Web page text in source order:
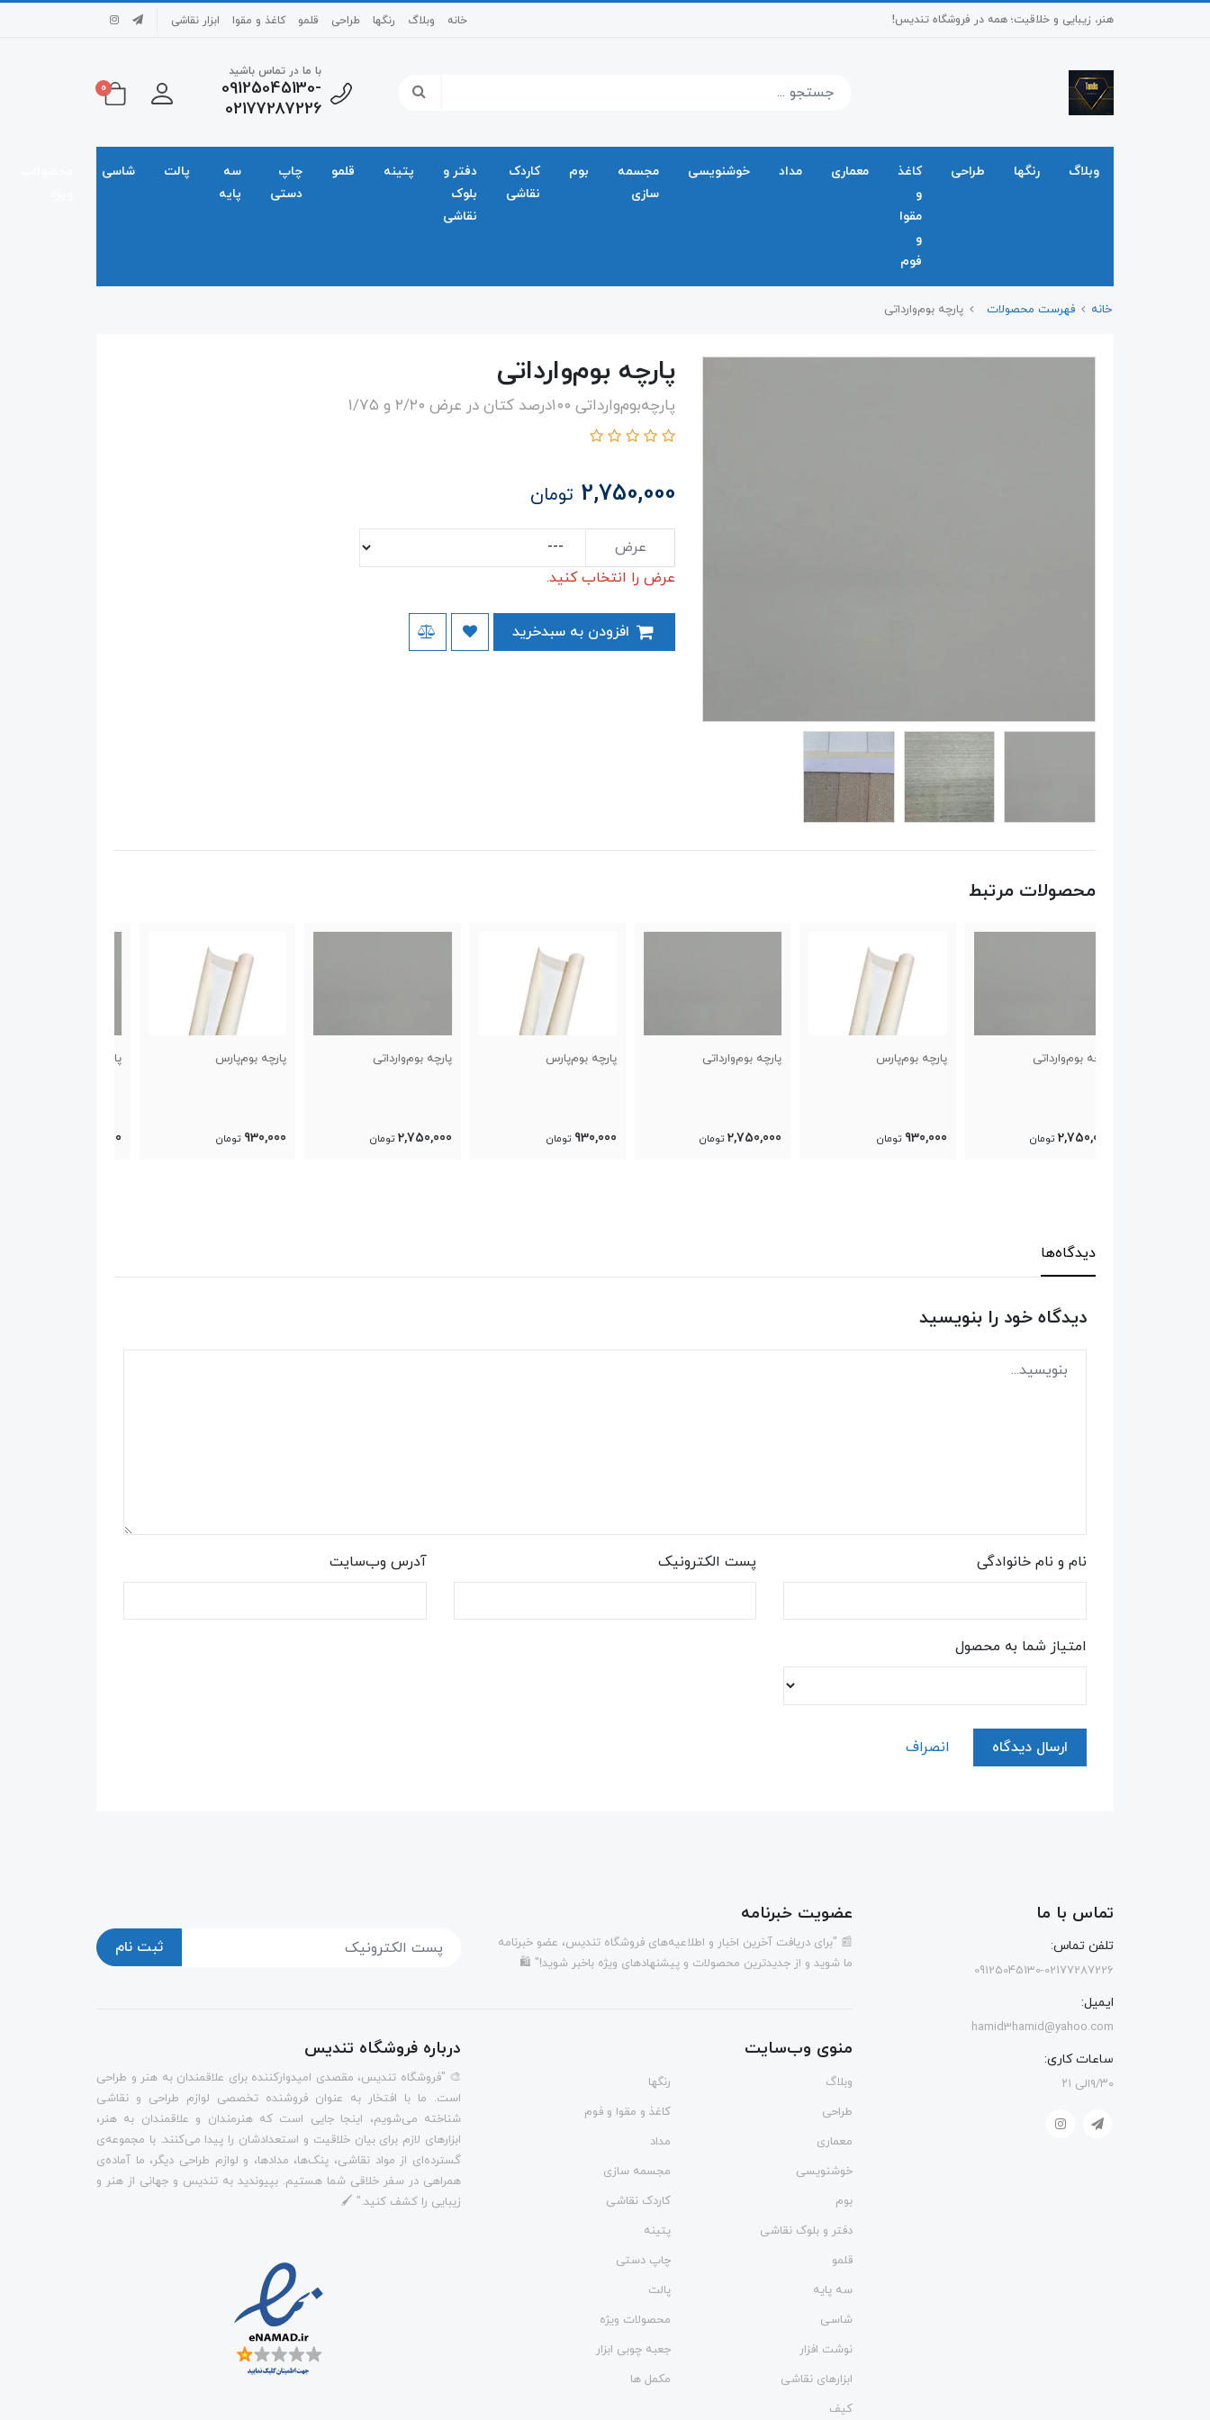
هنر، زیبایی و خلاقیت؛ همه در فروشگاه تندیس! خانه وبلاگ رنگها طراحی قلمو کاغذ و مقوا ابزار نقاشی
با ما در تماس باشید
09125045130-
02177287226
0
وبلاگ رنگها طراحی
کاغذ
و
مقوا
و
فوم
معماری مداد خوشنویسی
مجسمه
سازی
بوم
کاردک
نقاشی
دفتر و
بلوک
نقاشی
پتینه قلمو
چاپ
دستی
سه
پایه
پالت شاسی
خانه فهرست محصولات پارچه بوم‌وارداتی
پارچه بوم‌وارداتی
پارچه‌بوم‌وارداتی ۱۰۰درصد کتان در عرض ۲/۲۰ و ۱/۷۵
2,750,000 تومان
عرض
عرض را انتخاب کنید.
محصولات مرتبط
پارچه بوم‌پارس
930,000 تومان
پارچه بوم‌وارداتی
2,750,000
پارچه بوم‌پارس
930,000 تومان
پارچه بوم‌وارداتی
2,750,000
پارچه بوم‌پارس
930,000 تومان
پارچه بوم‌وارداتی
2,750,000
دیدگاه‌ها
دیدگاه خود را بنویسید
نام و نام خانوادگی پست الکترونیک آدرس وب‌سایت
امتیاز شما به محصول
ارسال دیدگاه انصراف
تماس با ما
تلفن تماس:
09125045130-02177287226
ایمیل:
hamid3hamid@yahoo.com
ساعات کاری:
۹/۳۰الی ۲۱
عضویت خبرنامه
📰 "برای دریافت آخرین اخبار و اطلاعیه‌های فروشگاه تندیس، عضو خبرنامه
ما شوید و از جدیدترین محصولات و پیشنهادهای ویژه باخبر شوید!" 🛍️
ثبت نام
منوی وب‌سایت
وبلاگ
رنگها
طراحی
کاغذ و مقوا و فوم
معماری
مداد
خوشنویسی
مجسمه سازی
بوم
کاردک نقاشی
دفتر و بلوک نقاشی
پتینه
قلمو
چاپ دستی
سه پایه
پالت
شاسی
محصولات ویژه
نوشت افزار
جعبه چوبی ابزار
ابزارهای نقاشی
مکمل ها
کیف
درباره فروشگاه تندیس
🎨 "فروشگاه تندیس، مقصدی امیدوارکننده برای علاقمندان به هنر و طراحی
است. ما با افتخار به عنوان فروشنده تخصصی لوازم طراحی و نقاشی
شناخته می‌شویم، اینجا جایی است که هنرمندان و علاقمندان به هنر،
ابزارهای لازم برای بیان خلاقیت و استعدادشان را پیدا می‌کنند. با مجموعه‌ی
گسترده‌ای از مواد نقاشی، پنک‌ها، مدادها، و لوازم طراحی دیگر، ما آماده‌ی
همراهی در سفر خلاقی شما هستیم. بپیوندید به تندیس و جهانی از هنر و
زیبایی را کشف کنید." 🖌️